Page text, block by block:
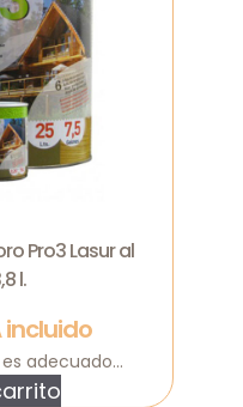
Pro3 Lasur al
l.
incluido
adecuado...